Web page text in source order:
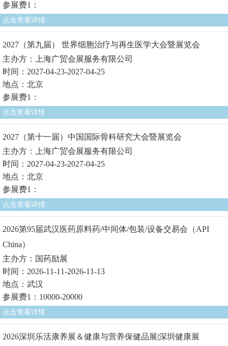
参展费1：
点击查看详情
2027（第九届） 世界细胞治疗与再生医学大会暨展览会
主办方：上海广贸会展服务有限公司
时间：2027-04-23-2027-04-25
地点：北京
参展费1：
点击查看详情
2027（第十一届）中国国际骨科研究大会暨展览会
主办方：上海广贸会展服务有限公司
时间：2027-04-23-2027-04-25
地点：北京
参展费1：
点击查看详情
2026第95届武汉医药原料药/中间体/包装/设备交易会（API
China）
主办方：国药励展
时间：2026-11-11-2026-11-13
地点：武汉
参展费1：10000-20000
点击查看详情
2026深圳乐活康养展＆健康与营养保健品展|深圳健康展